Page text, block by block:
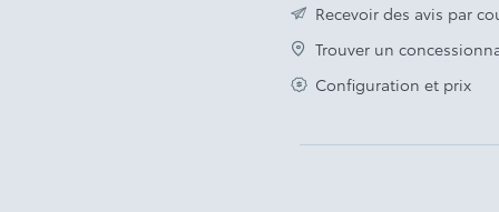
Recevoir des avis par
Trouver un
Configuration et prix